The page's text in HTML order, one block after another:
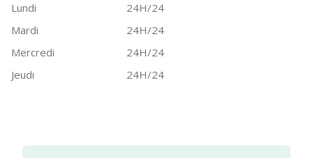
Lundi
24H/24
Mardi
24H/24
Mercredi
24H/24
Jeudi
24H/24